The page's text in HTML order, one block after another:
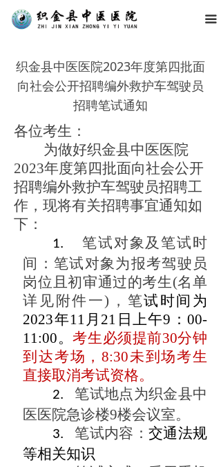
끀
织金县中医医院2023年度第四批面
向社会公开招聘编外救护车驾驶员
招聘笔试通知
各位考生 ：
为做好织金县中医医院
2023年度第四批面向社会公开
招聘编外救护车驾驶员招聘工
作，现将有关招聘事宜通知如
下 ：
1.
笔试对象及笔试时
间： 笔试对象为报考驾驶员
岗位且初审通过的考生(名单
详见附件一) ， 笔试时间为
2023年11月21日上午9：00-
11:00。考生必须提前30分钟
到达考场，8:30未到场考生
直接取消考试资格。
2.
笔试地点为织金县中
医医院急诊楼9楼会议室。
3. 笔试内容 ：交通法规
等相关知识